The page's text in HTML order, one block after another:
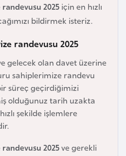
2025 için en hızlı
bildirmek isteriz.
randevusu 2025
gelecek olan davet üzerine
sahiplerimize randevu
süreç geçirdiğimizi
olduğunuz tarih uzakta
şekilde işlemlere
2025ve gerekli